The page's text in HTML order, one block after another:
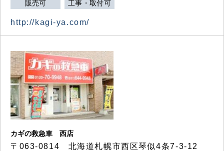
販売可 工事・取付可
http://kagi-ya.com/
カギの救急車 西店
〒063-0814 北海道札幌市西区琴似4条7-3-12